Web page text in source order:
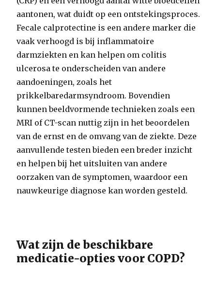
aantonen, wat duidt op een ontstekingsproces.
Fecale calprotectine is een andere marker die
vaak verhoogd is bij inflammatoire
darmziekten en kan helpen om colitis
ulcerosa te onderscheiden van andere
aandoeningen, zoals het
prikkelbaredarmsyndroom. Bovendien
kunnen beeldvormende technieken zoals een
MRI of CT-scan nuttig zijn in het beoordelen
van de ernst en de omvang van de ziekte. Deze
aanvullende testen bieden een breder inzicht
en helpen bij het uitsluiten van andere
oorzaken van de symptomen, waardoor een
nauwkeurige diagnose kan worden gesteld.
Wat zijn de beschikbare
medicatie-opties voor COPD?